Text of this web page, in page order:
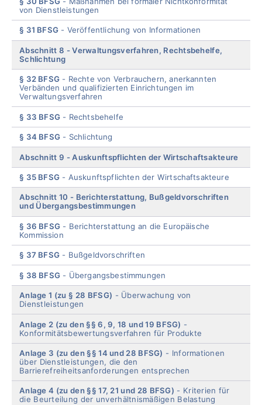
von Dienstleistungen
§ 31 BFSG Veröffentlichung von Informationen
Abschnitt 8
Verwaltungsverfahren, Rechtsbehelfe,
Schlichtung
§ 32 BFSG
Rechte von Verbrauchern, anerkannten
Verbänden und qualifizierten Einrichtungen im
Verwaltungsverfahren
§ 33 BFSG Rechtsbehelfe
§ 34 BFSG Schlichtung
Abschnitt 9 Auskunftspflichten der Wirtschaftsakteure
§ 35 BFSG Auskunftspflichten der Wirtschaftsakteure
Abschnitt 10
Berichterstattung, Bußgeldvorschriften
und Übergangsbestimmungen
§ 36 BFSG
Berichterstattung an die Europäische
Kommission
§ 37 BFSG Bußgeldvorschriften
§ 38 BFSG Übergangsbestimmungen
Anlage 1 (zu § 28 BFSG)
Überwachung von
Dienstleistungen
Anlage 2 (zu den §§ 6, 9, 18 und 19 BFSG)
Konformitätsbewertungsverfahren für Produkte
Anlage 3 (zu den §§ 14 und 28 BFSG)
Informationen
über Dienstleistungen, die den
Barrierefreiheitsanforderungen entsprechen
Anlage 4 (zu den §§ 17, 21 und 28 BFSG)
Kriterien für
die Beurteilung der unverhältnismäßigen Belastung